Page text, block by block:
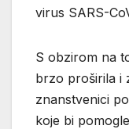
virus SARS-
S obzirom na
brzo proširila i
znanstvenici
koje bi